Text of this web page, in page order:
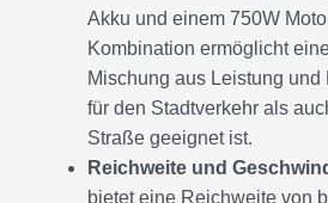
Akku und einem 750W
Kombination ermöglicht
Mischung aus Leistung und
für den Stadtverkehr als
Straße geeignet ist.
Reichweite und
bietet eine Reichweite von